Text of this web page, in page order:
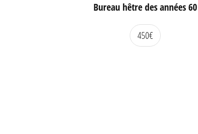
Bureau hêtre des années 60
450€